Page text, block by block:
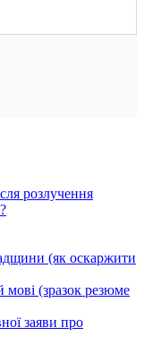
розлучення
(як оскаржити
мові (зразок резюме
заяви про